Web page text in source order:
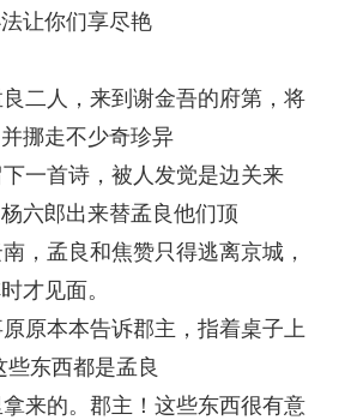
让你们享尽艳
二人，来到谢金吾的府第，将
挪走不少奇珍异
一首诗，被人发觉是边关来
六郎出来替孟良他们顶
，孟良和焦赞只得逃离京城，
才见面。
原本本告诉郡主，指着桌子上
些东西都是孟良
来的。郡主！这些东西很有意